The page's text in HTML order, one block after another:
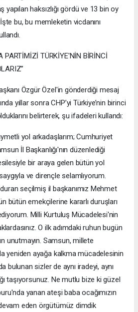
haksızlığı gördü ve 13 bin oy
İşte bu, bu memleketin vicdanını
PARTİMİZİ TÜRKİYE'NİN BİRİNCİ
Özgür Özel'in gönderdiği mesaj
yıllar sonra CHP’yi Türkiye’nin birinci
belirterek, şu ifadeleri kullandı:
yol arkadaşlarım; Cumhuriyet
İl Başkanlığı'nın düzenlediği
bir araya gelen bütün yol
ve dirençle selamlıyorum.
seçilmiş il başkanımız Mehmet
bütün emekçilerine kararlı duruşları
Milli Kurtuluş Mücadelesi'nin
O ilk adımdaki ruhun bugün
unutmayın. Samsun, millete
yeniden ayağa kalkma mücadelesinin
bulunan sizler de aynı iradeyi, aynı
taşıyorsunuz. Ne mutlu bize ki güzel
yanan ateşi baba ocağımızın
eden örgütümüz dimdik